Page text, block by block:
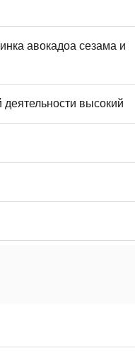
авокадоа сезама и
высокий